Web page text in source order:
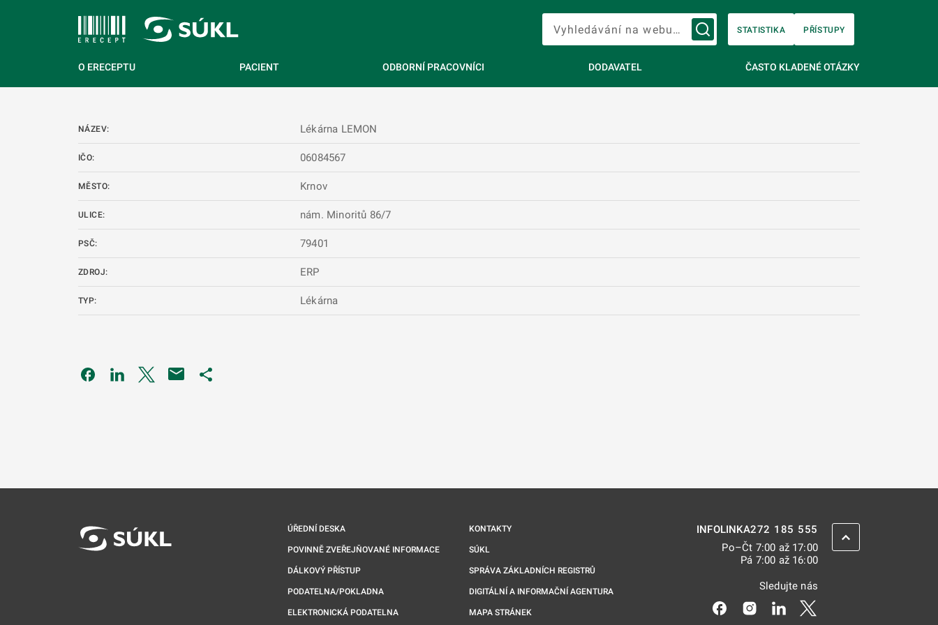
Vyhledávání na webu…
STATISTIKA PŘÍSTUPY
O ERECEPTU PACIENT ODBORNÍ PRACOVNÍCI DODAVATEL ČASTO KLADENÉ OTÁZKY
NÁZEV: Lékárna LEMON
IČO: 06084567
MĚSTO: Krnov
ULICE: nám. Minoritů 86/7
PSČ: 79401
ZDROJ: ERP
TYP: Lékárna
Odkaz se otevře na nové kartě
Odkaz se otevře na nové kartě
Odkaz se otevře na nové kartě
ÚŘEDNÍ DESKA
POVINNĚ ZVEŘEJŇOVANÉ INFORMACE
DÁLKOVÝ PŘÍSTUP
PODATELNA/POKLADNA
ELEKTRONICKÁ PODATELNA
KONTAKTY
SÚKL
SPRÁVA ZÁKLADNÍCH REGISTRŮ
DIGITÁLNÍ A INFORMAČNÍ AGENTURA
MAPA STRÁNEK
INFOLINKA272 185 555
Po–Čt 7:00 až 17:00
Pá 7:00 až 16:00
Sledujte nás
Odkaz se otevře na nové kartě
Odkaz se otevře na nové kartě
Odkaz se otevře na nové
ZPĚT NAHORU